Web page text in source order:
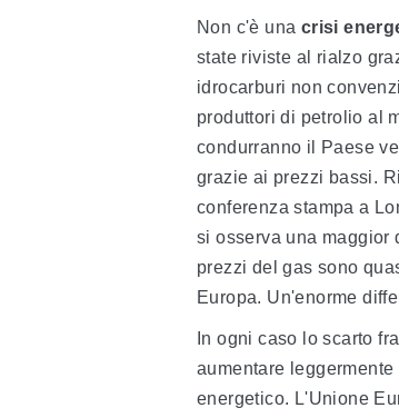
Non c'è una crisi
state riviste al rialzo
idrocarburi non
produttori di petrolio al
condurranno il Paese
grazie ai prezzi bassi.
conferenza stampa a
si osserva una maggior
prezzi del gas sono
Europa. Un'enorme
In ogni caso lo scarto
aumentare
energetico. L'Unione